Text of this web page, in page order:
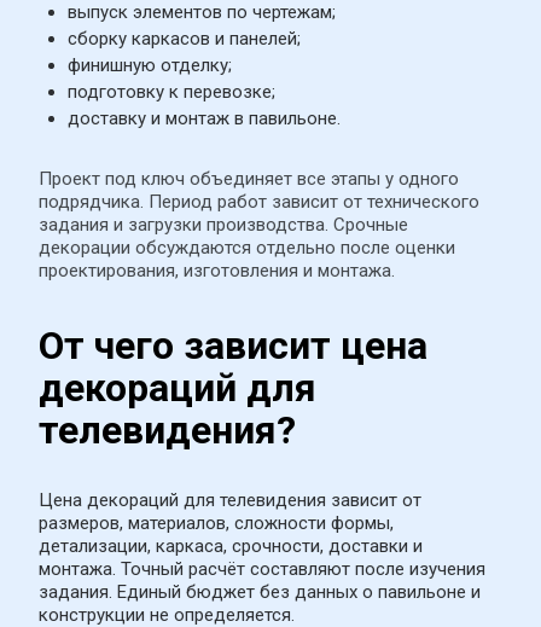
выпуск элементов по чертежам;
сборку каркасов и панелей;
финишную отделку;
подготовку к перевозке;
доставку и монтаж в павильоне.
Проект под ключ объединяет все этапы у одного
подрядчика. Период работ зависит от технического
задания и загрузки производства. Срочные
декорации обсуждаются отдельно после оценки
проектирования, изготовления и монтажа.
От чего зависит цена
декораций для
телевидения?
Цена декораций для телевидения зависит от
размеров, материалов, сложности формы,
детализации, каркаса, срочности, доставки и
монтажа. Точный расчёт составляют после изучения
задания. Единый бюджет без данных о павильоне и
конструкции не определяется.